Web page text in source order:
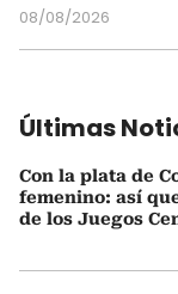
08/08/2026
Últimas
Con la plata de
femenino: así
de los Juegos